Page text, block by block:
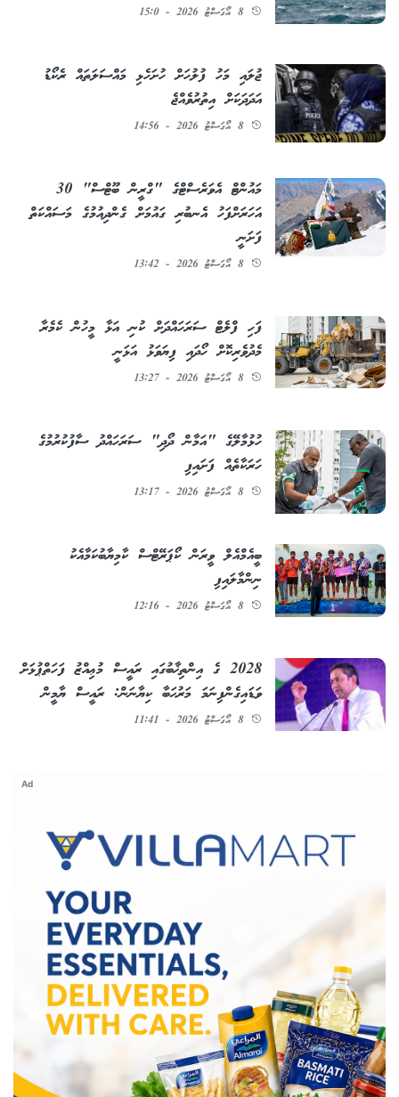
8 އޯގަސްޓު 2026 - 15:0
ޖުލައި މަހު ފުލުހަށް ހުށަހެޅި މައްސަލަތައް ރެކޯޑު
އަދަދަކަށް އިތުރުވެއްޖެ
8 އޯގަސްޓު 2026 - 14:56
މައުންޓް އެވަރެސްޓްގެ "ގްރީން ބޫޓްސް" 30
އަހަރަށްފަހު އެނބުރި ގައުމަށް ގެންދިއުމުގެ މަސައްކަތް
ފަށަނީ
8 އޯގަސްޓު 2026 - 13:42
ފަހި ފްލެޓް ސަރަހައްދަށް ކުނި އަޅާ މީހުން ކެމެރާ
މެދުވެރިކޮށް ހޯދައި ފިޔަވަޅު އަޅަނީ
8 އޯގަސްޓު 2026 - 13:27
ހުޅުމާލޭގެ "އަމާން ދޯދި" ސަރަހައްދު ސާފުކުރުމުގެ
ހަރަކާތެއް ފަށައިފި
8 އޯގަސްޓު 2026 - 13:17
ބީއެމްއެލް ވީރަން ކޯޕަރޭޓްސް ކާމިޔާބުކަމާއެކު
ނިންމާލައިފި
8 އޯގަސްޓު 2026 - 12:16
2028 ގެ އިންތިޚާބުގައި ރައީސް މުޢިއްޒު ފަހަތްޕުޅަށް
ވަޑައިގެންފިނަމަ މަރުޙަބާ ކިޔާނަން: ރައީސް ޔާމީން
8 އޯގަސްޓު 2026 - 11:41
Ad